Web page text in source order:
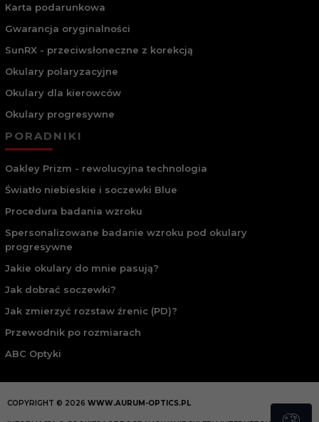
Karta podarunkowa
Gwarancja oryginalności
SunRX - przeciwsłoneczne z korekcją
Okulary polaryzacyjne
Okulary dla kierowców
Okulary progresywne
PORADNIKI
Oakley Prizm - rewolucyjna technologia
Światło niebieskie i soczewki Blue
Procedura badania wzroku
Spersonalizowane badanie wzroku pod okulary
progresywne
Jakie okulary do mnie pasują?
Jak dobrać soczewki?
Jak zmierzyć rozstaw źrenic (PD)?
Przewodnik po rozmiarach
ABC Optyki
COPYRIGHT © 2026 WWW.AURUM-OPTICS.PL